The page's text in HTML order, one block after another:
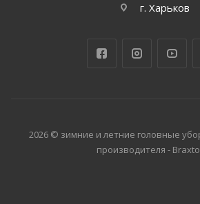
г. Харьков
2026 © зимние и летние головные
производителя -